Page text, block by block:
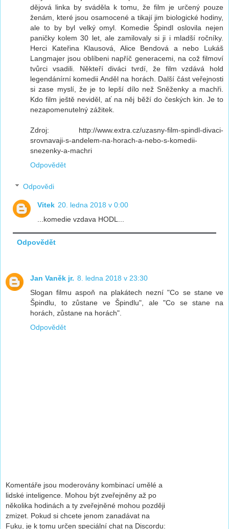
dějová linka by sváděla k tomu, že film je určený pouze
ženám, které jsou osamocené a tikají jim biologické hodiny,
ale to by byl velký omyl. Komedie Špindl oslovila nejen
paničky kolem 30 let, ale zamilovaly si ji i mladší ročníky.
Herci Kateřina Klausová, Alice Bendová a nebo Lukáš
Langmajer jsou oblíbeni napříč generacemi, na což filmoví
tvůrci vsadili. Někteří diváci tvrdí, že film vzdává hold
legendánírní komedii Anděl na horách. Další část veřejnosti
si zase myslí, že je to lepší dílo než Sněženky a machři.
Kdo film ještě neviděl, ať na něj běží do českých kin. Je to
nezapomenutelný zážitek.
Zdroj: http://www.extra.cz/uzasny-film-spindl-divaci-
srovnavaji-s-andelem-na-horach-a-nebo-s-komedii-
snezenky-a-machri
Odpovědět
Odpovědi
Vitek 20. ledna 2018 v 0:00
...komedie vzdava HODL...
Odpovědět
Jan Vaněk jr. 8. ledna 2018 v 23:30
Slogan filmu aspoň na plakátech nezní "Co se stane ve
Špindlu, to zůstane ve Špindlu", ale "Co se stane na
horách, zůstane na horách".
Odpovědět
Komentáře jsou moderovány kombinací umělé a
lidské inteligence. Mohou být zveřejněny až po
několika hodinách a ty zveřejněné mohou později
zmizet. Pokud si chcete jenom zanadávat na
Fuku, je k tomu určen speciální chat na Discordu: